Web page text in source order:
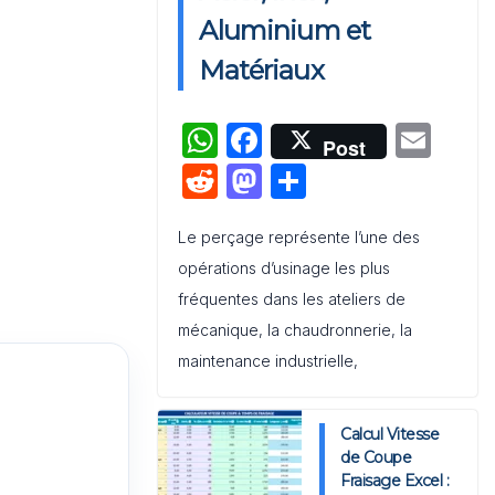
Activation de Marque : Mise en
Œuvre et Modèle de Feuille de
Route
Audit de Communication
Interne et Externe : Canevas
Word
Aluminium et
Matériaux
W
h
at
s
A
p
p
F
a
c
e
b
o
o
Post
R
d
di
t
M
st
o
d
o
ta
g
er
Le perçage représente l’une des
opérations d’usinage les plus
fréquentes dans les ateliers de
mécanique, la chaudronnerie, la
maintenance industrielle,
Calcul Vitesse
de Coupe
Fraisage Excel :